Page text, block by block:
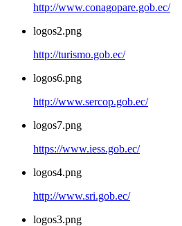
http://www.conagopare.gob.ec/
logos2.png
http://turismo.gob.ec/
logos6.png
http://www.sercop.gob.ec/
logos7.png
https://www.iess.gob.ec/
logos4.png
http://www.sri.gob.ec/
logos3.png